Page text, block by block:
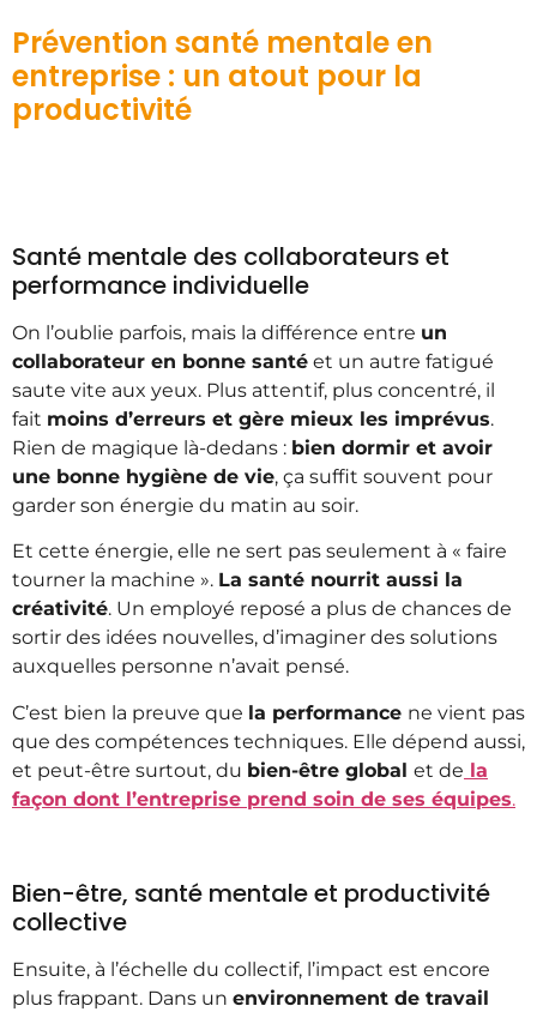
Prévention santé mentale en
entreprise : un atout pour la
productivité
Santé mentale des collaborateurs et
performance individuelle
On l’oublie parfois, mais la différence entre un
collaborateur en bonne santé et un autre fatigué
saute vite aux yeux. Plus attentif, plus concentré, il
fait moins d’erreurs et gère mieux les imprévus.
Rien de magique là-dedans : bien dormir et avoir
une bonne hygiène de vie, ça suffit souvent pour
garder son énergie du matin au soir.
Et cette énergie, elle ne sert pas seulement à « faire
tourner la machine ». La santé nourrit aussi la
créativité. Un employé reposé a plus de chances de
sortir des idées nouvelles, d’imaginer des solutions
auxquelles personne n’avait pensé.
C’est bien la preuve que la performance ne vient pas
que des compétences techniques. Elle dépend aussi,
et peut-être surtout, du bien-être global et de la
façon dont l’entreprise prend soin de ses équipes.
Bien-être, santé mentale et productivité
collective
Ensuite, à l’échelle du collectif, l’impact est encore
plus frappant. Dans un environnement de travail